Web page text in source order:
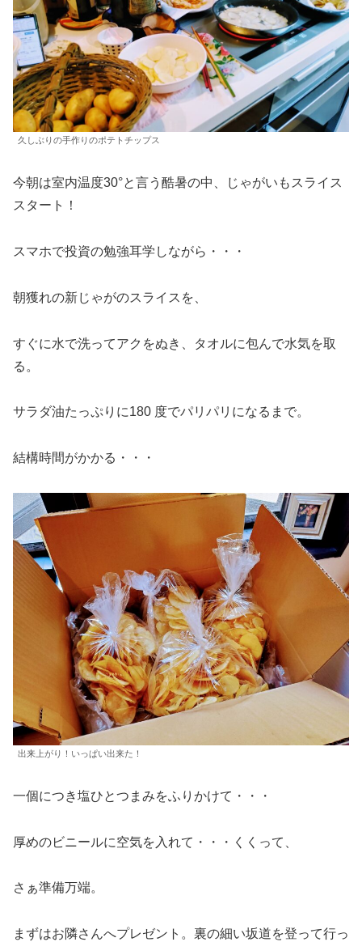
久しぶりの手作りのポテトチップス
今朝は室内温度30°と言う酷暑の中、じゃがいもスライス
スタート！
スマホで投資の勉強耳学しながら・・・
朝獲れの新じゃがのスライスを、
すぐに水で洗ってアクをぬき、タオルに包んで水気を取
る。
サラダ油たっぷりに180 度でパリパリになるまで。
結構時間がかかる・・・
出来上がり！いっぱい出来た！
一個につき塩ひとつまみをふりかけて・・・
厚めのビニールに空気を入れて・・・くくって、
さぁ準備万端。
まずはお隣さんへプレゼント。裏の細い坂道を登って行っ